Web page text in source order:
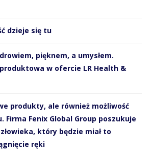
dzieje się tu
pięknem, a umysłem.
w ofercie LR Health &
produkty, ale również możliwość
Firma Fenix Global Group poszukuje
który będzie miał to
ręki